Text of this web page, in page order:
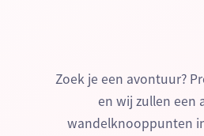
Zoek je een avontuur?
en wij zullen een
wandelknooppunten